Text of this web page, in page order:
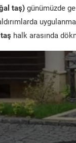
taş) günümüzde
halk arasında